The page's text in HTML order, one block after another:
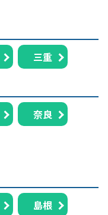
三重
奈良
島根